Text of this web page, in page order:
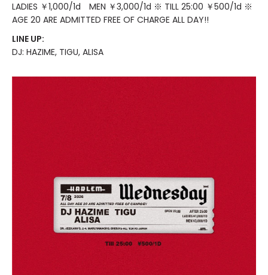
LADIES ￥1,000/1d MEN ￥3,000/1d ※ TILL 25:00 ￥500/1d ※
AGE 20 ARE ADMITTED FREE OF CHARGE ALL DAY!!
LINE UP:
DJ: HAZIME, TIGU, ALISA